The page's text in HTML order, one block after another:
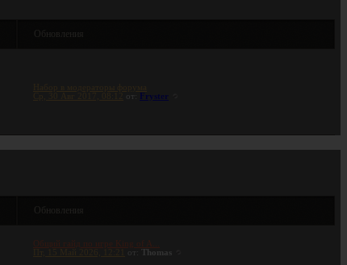
Обновления
Набор в модераторы форума
от: Fryster
Обновления
Общий гайд по игре King of A...
Пт, 15 Май 2026, 12:21
от: Thomas